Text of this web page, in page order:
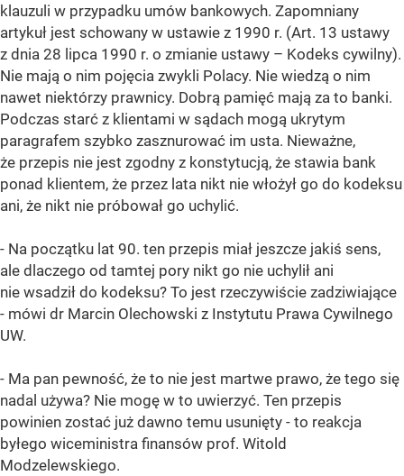
klauzuli w przypadku umów bankowych. Zapomniany
artykuł jest schowany w ustawie z 1990 r. (Art. 13 ustawy
z dnia 28 lipca 1990 r. o zmianie ustawy – Kodeks cywilny).
Nie mają o nim pojęcia zwykli Polacy. Nie wiedzą o nim
nawet niektórzy prawnicy. Dobrą pamięć mają za to banki.
Podczas starć z klientami w sądach mogą ukrytym
paragrafem szybko zasznurować im usta. Nieważne,
że przepis nie jest zgodny z konstytucją, że stawia bank
ponad klientem, że przez lata nikt nie włożył go do kodeksu
ani, że nikt nie próbował go uchylić.
- Na początku lat 90. ten przepis miał jeszcze jakiś sens,
ale dlaczego od tamtej pory nikt go nie uchylił ani
nie wsadził do kodeksu? To jest rzeczywiście zadziwiające
- mówi dr Marcin Olechowski z Instytutu Prawa Cywilnego
UW.
- Ma pan pewność, że to nie jest martwe prawo, że tego się
nadal używa? Nie mogę w to uwierzyć. Ten przepis
powinien zostać już dawno temu usunięty - to reakcja
byłego wiceministra finansów prof. Witold
Modzelewskiego.